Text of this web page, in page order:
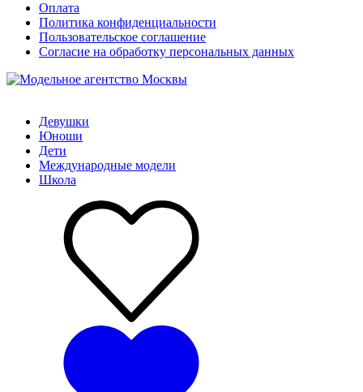
Оплата
Политика конфиденциальности
Пользовательское соглашение
Согласие на обработку персональных данных
Девушки
Юноши
Дети
Международные модели
Школа